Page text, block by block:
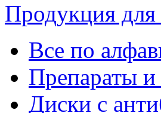
Продукция
Все по
Препараты и
Диски с